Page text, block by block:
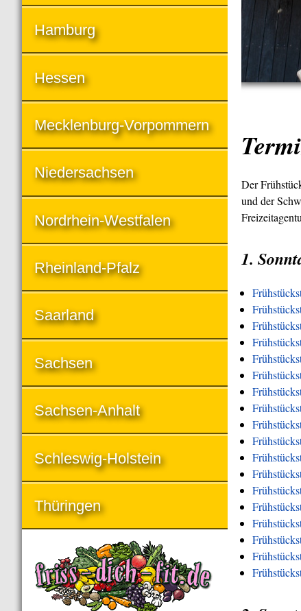
Der
und der
1.
Hamburg
Hessen
Mecklenburg-Vorpommern
Niedersachsen
Nordrhein-Westfalen
Rheinland-Pfalz
Saarland
Sachsen
Sachsen-Anhalt
Schleswig-Holstein
Thüringen